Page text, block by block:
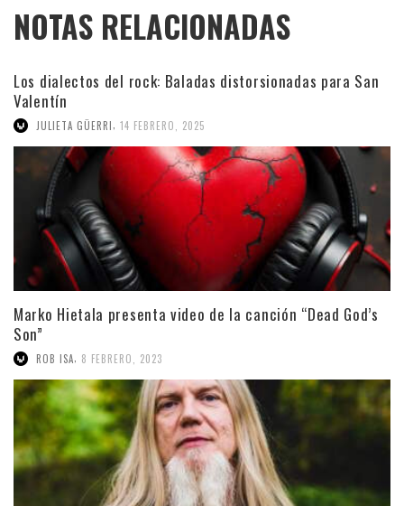
NOTAS RELACIONADAS
Los dialectos del rock: Baladas distorsionadas para San
Valentín
JULIETA GÜERRI, 14 FEBRERO, 2025
Marko Hietala presenta video de la canción “Dead God’s
Son”
ROB ISA, 8 FEBRERO, 2023